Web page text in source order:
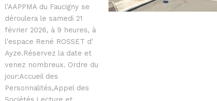
l'AAPPMA du Faucigny se
déroulera le samedi 21
février 2026, à 9 heures, à
l'espace René ROSSET d'
Ayze.Réservez la date et
venez nombreux. Ordre du
jour:Accueil des
Personnalités,Appel des